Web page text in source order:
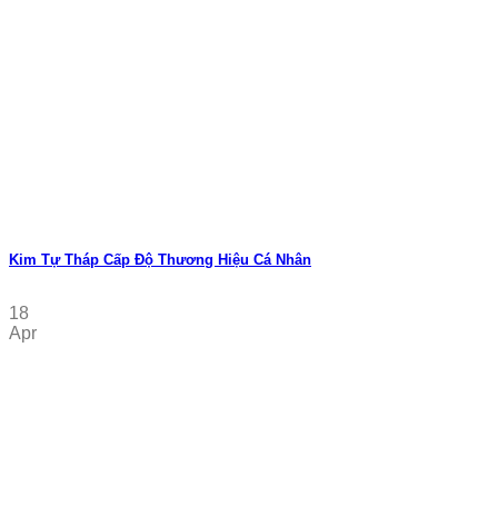
Kim Tự Tháp Cấp Độ Thương Hiệu Cá Nhân
18
Apr